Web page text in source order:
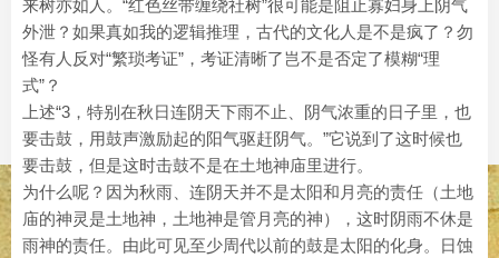
来树亦如人。“红色丝带缠绕社树”很可能是阻止寡妇身上阴气
外泄？如果真如我的逻辑推理，古代的文化人是不是疯了？勿
怪有人反对“繁琐考证”，考证清晰了岂不是否定了模糊“理
式”？
上述“3，特别在秋日连阴天下雨不止、阴气浓重的日子里，也
要击鼓，用鼓声激励起的阳气驱赶阴气。”它说到了这时候也
要击鼓，但是这时击鼓不是在土地神庙里进行。
为什么呢？因为秋雨、连阴天并不是太阳和月亮的责任（土地
庙的神灵是土地神，土地神是管月亮的神），这时阴雨不休是
雨神的责任。由此可见至少周代以前的鼓是太阳的化身。日蚀